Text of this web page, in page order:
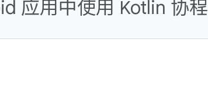
应用中使用 Kotlin 协程